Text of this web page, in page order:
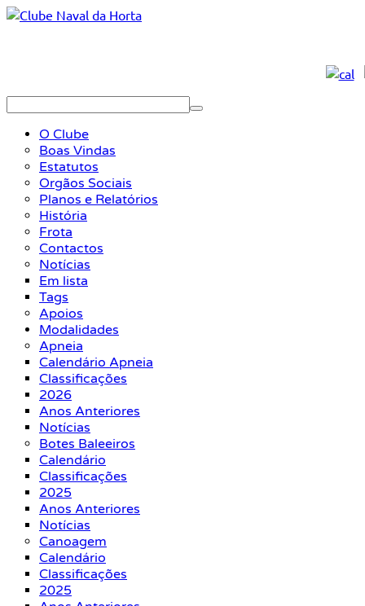
O Clube
Boas Vindas
Estatutos
Orgãos Sociais
Planos e Relatórios
História
Frota
Contactos
Notícias
Em lista
Tags
Apoios
Modalidades
Apneia
Calendário Apneia
Classificações
2026
Anos Anteriores
Notícias
Botes Baleeiros
Calendário
Classificações
2025
Anos Anteriores
Notícias
Canoagem
Calendário
Classificações
2025